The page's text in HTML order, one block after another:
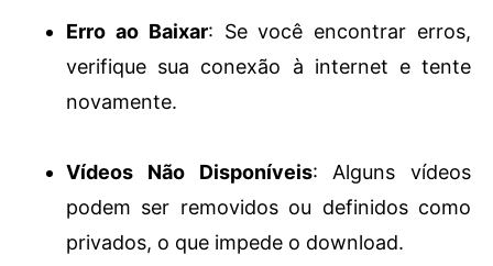
Erro ao Baixar: Se você encontrar erros,
verifique sua conexão à internet e tente
novamente.
Vídeos Não Disponíveis: Alguns vídeos
podem ser removidos ou definidos como
privados, o que impede o download.